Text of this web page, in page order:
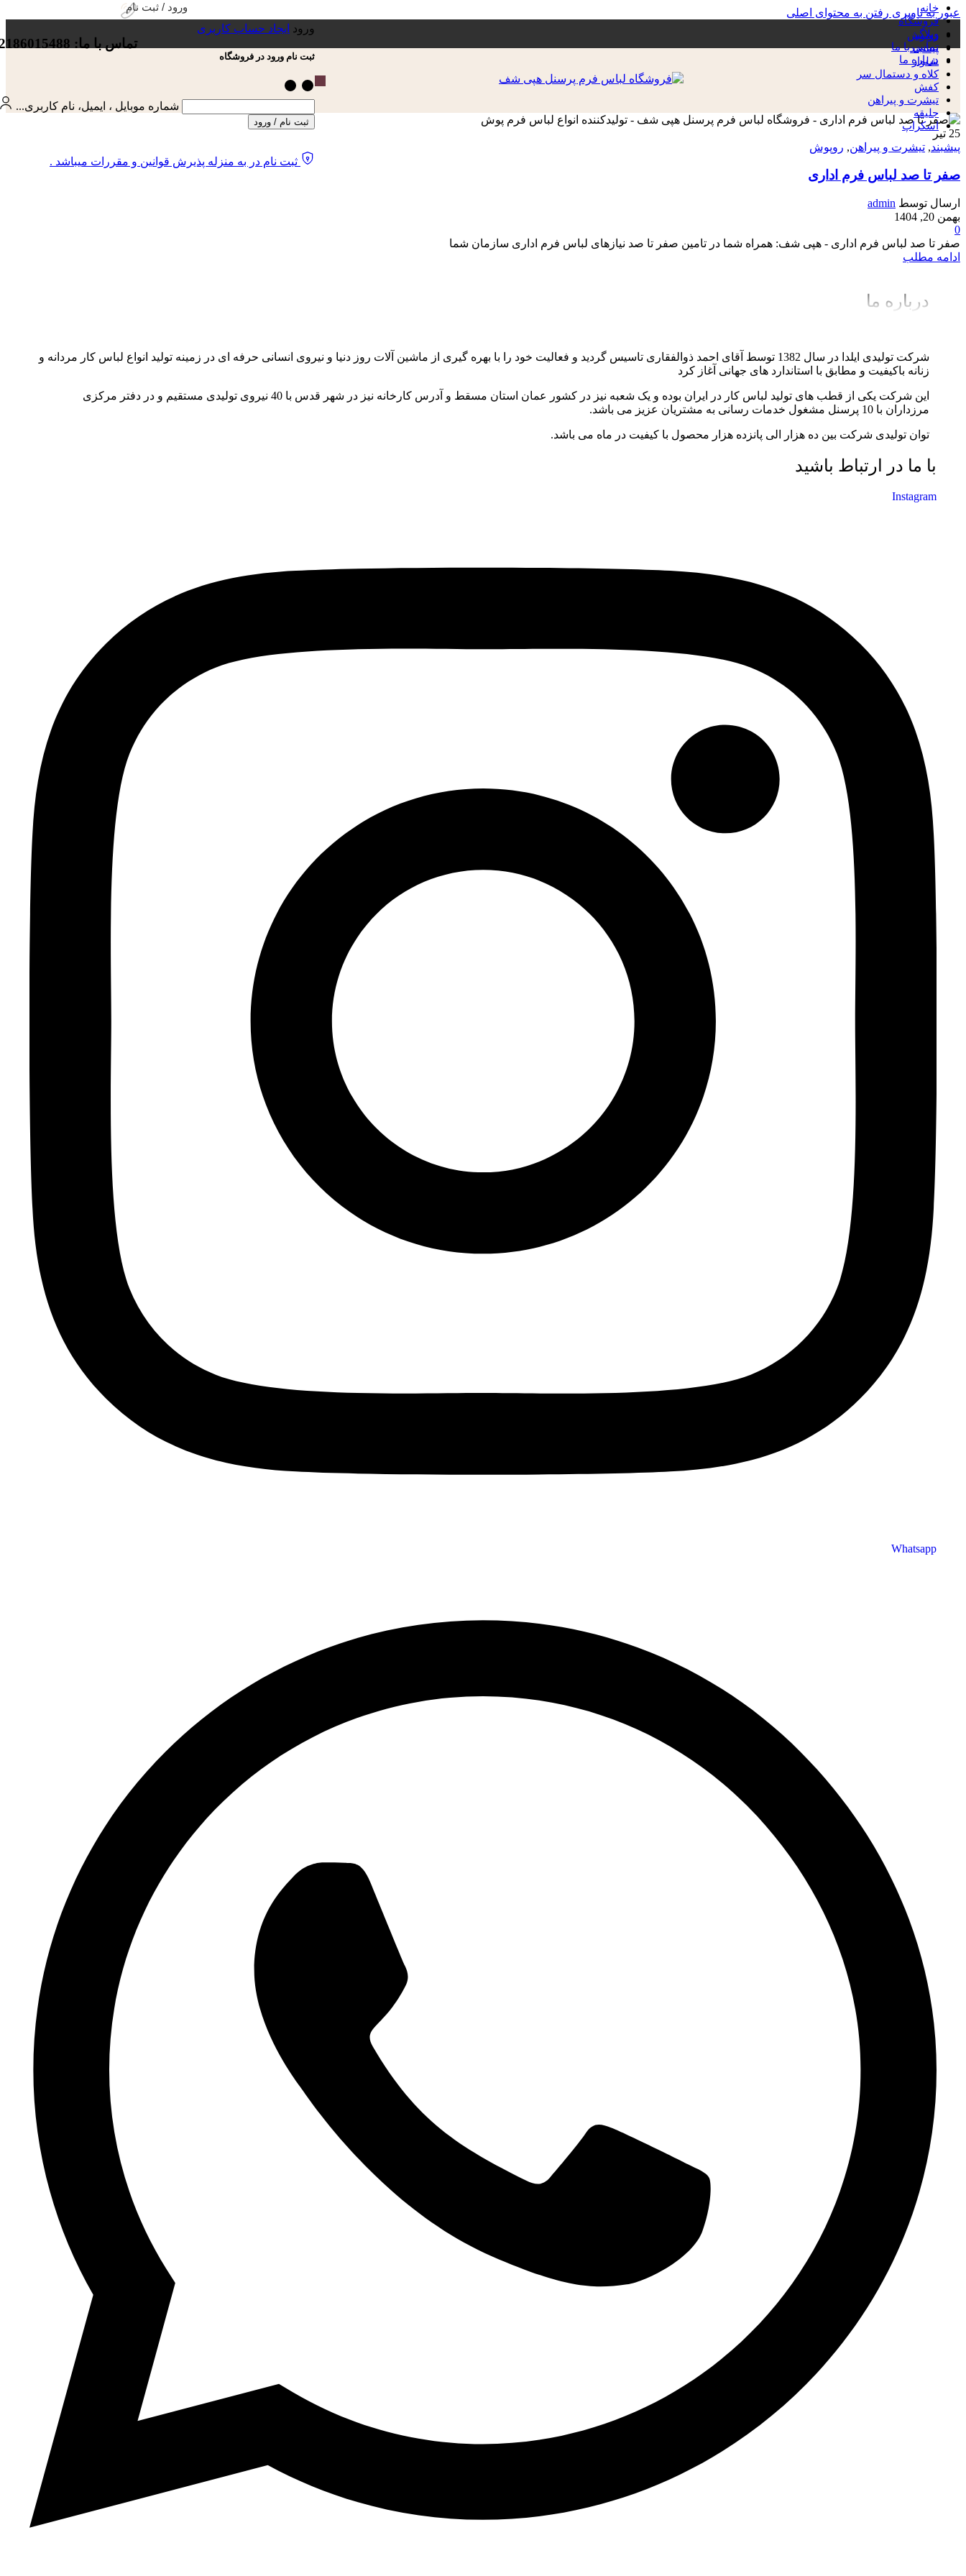
عبور به ناوبری رفتن به محتوای اصلی
خانه
فروشگاه
وبلاگ
تماس با ما
درباره ما
تماس با ما: 02186015488
روپوش
پیشبند
شلوار
کلاه و دستمال سر
کفش
تیشرت و پیراهن
جلیقه
اسکراپ
ورود / ثبت نام
ورود
ایجاد حساب کاربری
ثبت نام ورود در فروشگاه
شماره موبایل ، ایمیل، نام کاربری...
ثبت نام / ورود
ثبت نام در به منزله پذیرش قوانین و مقررات میباشد .
25 تیر
پیشبند, تیشرت و پیراهن, روپوش
صفر تا صد لباس فرم اداری
ارسال توسط admin
بهمن 20, 1404
0
صفر تا صد لباس فرم اداری - هپی شف: همراه شما در تامین صفر تا صد نیازهای لباس فرم اداری سازمان شما
ادامه مطلب
درباره ما
شرکت تولیدی ایلدا در سال 1382 توسط آقای احمد ذوالفقاری تاسیس گردید و فعالیت خود را با بهره گیری از ماشین آلات روز دنیا و نیروی انسانی حرفه ای در زمینه تولید انواع لباس کار مردانه و
زنانه باکیفیت و مطابق با استاندارد های جهانی آغاز کرد
این شرکت یکی از قطب های تولید لباس کار در ایران بوده و یک شعبه نیز در کشور عمان استان مسقط و آدرس کارخانه نیز در شهر قدس با 40 نیروی تولیدی مستقیم و در دفتر مرکزی
مرزداران با 10 پرسنل مشغول خدمات رسانی به مشتریان عزیز می باشد.
توان تولیدی شرکت بین ده هزار الی پانزده هزار محصول با کیفیت در ماه می باشد.
با ما در ارتباط باشید
Instagram
Whatsapp